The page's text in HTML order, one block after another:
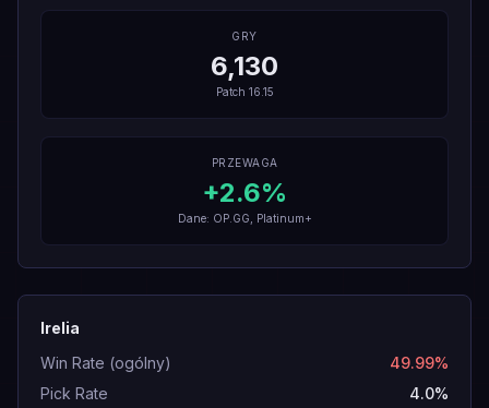
GRY
6,130
Patch 16.15
PRZEWAGA
+2.6%
Dane: OP.GG, Platinum+
Irelia
Win Rate (ogólny)
49.99%
Pick Rate
4.0%